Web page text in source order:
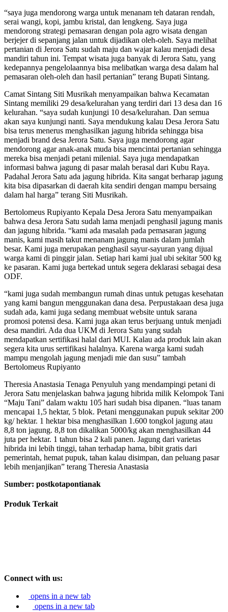
“saya juga mendorong warga untuk menanam teh dataran rendah,
serai wangi, kopi, jambu kristal, dan lengkeng. Saya juga
mendorong strategi pemasaran dengan pola agro wisata dengan
berjejer di sepanjang jalan untuk dijadikan oleh-oleh. Saya melihat
pertanian di Jerora Satu sudah maju dan wajar kalau menjadi desa
mandiri tahun ini. Tempat wisata juga banyak di Jerora Satu, yang
kedepannya pengelolaannya bisa melibatkan warga desa dalam hal
pemasaran oleh-oleh dan hasil pertanian” terang Bupati Sintang.
Camat Sintang Siti Musrikah menyampaikan bahwa Kecamatan
Sintang memiliki 29 desa/kelurahan yang terdiri dari 13 desa dan 16
kelurahan. “saya sudah kunjungi 10 desa/kelurahan. Dan semua
akan saya kunjungi nanti. Saya mendukung kalau Desa Jerora Satu
bisa terus menerus menghasilkan jagung hibrida sehingga bisa
menjadi brand desa Jerora Satu. Saya juga mendorong agar
mendorong agar anak-anak muda bisa mencintai pertanian sehingga
mereka bisa menjadi petani milenial. Saya juga mendapatkan
informasi bahwa jagung di pasar malah berasal dari Kubu Raya.
Padahal Jerora Satu ada jagung hibrida. Kita sangat berharap jagung
kita bisa dipasarkan di daerah kita sendiri dengan mampu bersaing
dalam hal harga” terang Siti Musrikah.
Bertolomeus Rupiyanto Kepala Desa Jerora Satu menyampaikan
bahwa desa Jerora Satu sudah lama menjadi penghasil jagung manis
dan jagung hibrida. “kami ada masalah pada pemasaran jagung
manis, kami masih takut menanam jagung manis dalam jumlah
besar. Kami juga merupakan penghasil sayur-sayuran yang dijual
warga kami di pinggir jalan. Setiap hari kami jual ubi sekitar 500 kg
ke pasaran. Kami juga bertekad untuk segera deklarasi sebagai desa
ODF.
“kami juga sudah membangun rumah dinas untuk petugas kesehatan
yang kami bangun menggunakan dana desa. Perpustakaan desa juga
sudah ada, kami juga sedang membuat website untuk sarana
promosi potensi desa. Kami juga akan terus berjuang untuk menjadi
desa mandiri. Ada dua UKM di Jerora Satu yang sudah
mendapatkan sertifikasi halal dari MUI. Kalau ada produk lain akan
segera kita urus sertifikasi halalnya. Karena warga kami sudah
mampu mengolah jagung menjadi mie dan susu” tambah
Bertolomeus Rupiyanto
Theresia Anastasia Tenaga Penyuluh yang mendampingi petani di
Jerora Satu menjelaskan bahwa jagung hibrida milik Kelompok Tani
“Maju Tani” dalam waktu 105 hari sudah bisa dipanen. “luas tanam
mencapai 1,5 hektar, 5 blok. Petani menggunakan pupuk sekitar 200
kg/ hektar. 1 hektar bisa menghasilkan 1.600 tongkol jagung atau
8,8 ton jagung. 8,8 ton dikalikan 5000/kg akan menghasilkan 44
juta per hektar. 1 tahun bisa 2 kali panen. Jagung dari varietas
hibrida ini lebih tinggi, tahan terhadap hama, bibit gratis dari
pemerintah, hemat pupuk, tahan kalau disimpan, dan peluang pasar
lebih menjanjikan” terang Theresia Anastasia
Sumber: postkotapontianak
Produk Terkait
Connect with us:
opens in a new tab
opens in a new tab